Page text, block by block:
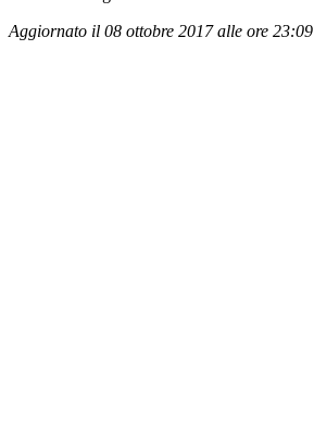
Aggiornato il 08 ottobre 2017 alle ore 23:09